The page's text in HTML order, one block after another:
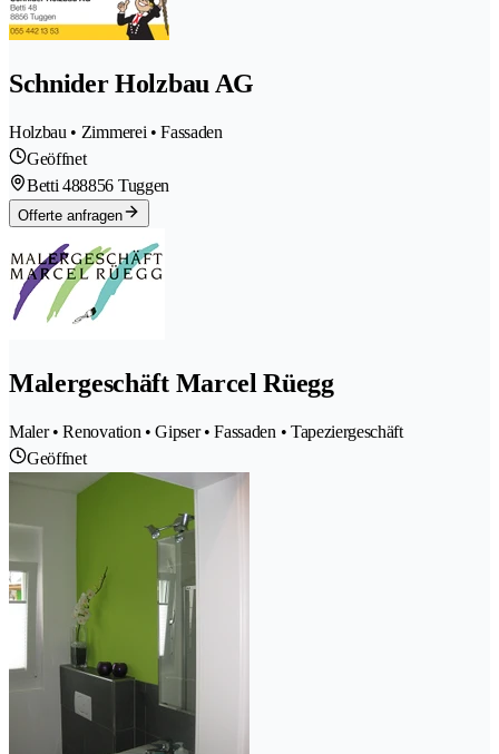
Schnider Holzbau AG
Holzbau • Zimmerei • Fassaden
Geöffnet
Betti 488856 Tuggen
Offerte anfragen
Malergeschäft Marcel Rüegg
Maler • Renovation • Gipser • Fassaden • Tapeziergeschäft
Geöffnet